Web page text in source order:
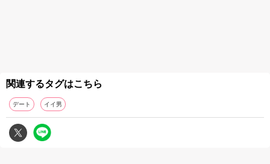
関連するタグはこちら
デート イイ男